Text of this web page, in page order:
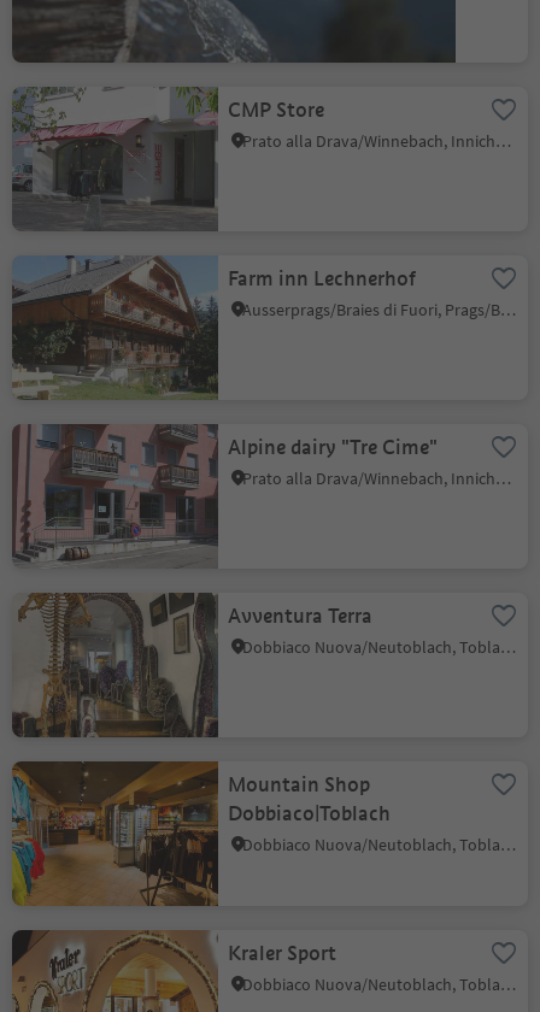
CMP Store
Prato alla Drava/Winnebach, Innichen/San Candido, Dolomites Region 3 Zinnen
Farm inn Lechnerhof
Ausserprags/Braies di Fuori, Prags/Braies, Dolomites Region 3 Zinnen
Alpine dairy "Tre Cime"
Prato alla Drava/Winnebach, Innichen/San Candido, Dolomites Region 3 Zinnen
Avventura Terra
Dobbiaco Nuova/Neutoblach, Toblach/Dobbiaco, Dolomites Region 3 Zinnen
Mountain Shop
Dobbiaco|Toblach
Dobbiaco Nuova/Neutoblach, Toblach/Dobbiaco, Dolomites Region 3 Zinnen
Kraler Sport
Dobbiaco Nuova/Neutoblach, Toblach/Dobbiaco, Dolomites Region 3 Zinnen